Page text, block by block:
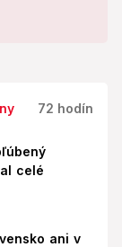
72 hodín
celé
ani v